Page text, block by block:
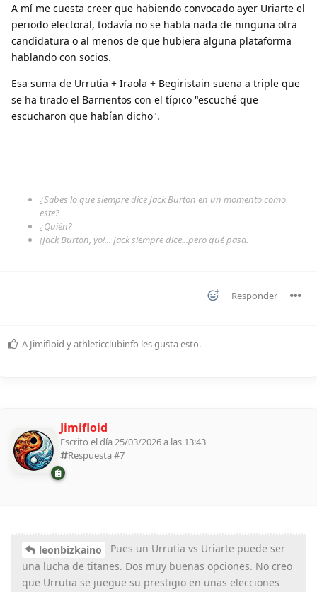
A mí me cuesta creer que habiendo convocado ayer Uriarte el
periodo electoral, todavía no se habla nada de ninguna otra
candidatura o al menos de que hubiera alguna plataforma
hablando con socios.
Esa suma de Urrutia + Iraola + Begiristain suena a triple que
se ha tirado el Barrientos con el típico "escuché que
escucharon que habían dicho".
¿Sabes lo que siempre dice Jack Burton en un momento como
este?
¿Quién?
¡Jack Burton, yo!... Jack siempre dice...pero qué pasa.
Responder
A Jimifloid yathleticclubinfo les gusta esto.
Jimifloid
Escrito el día 25/03/2026 a las 13:43
Respuesta #7
leonbizkaino
Pues un Urrutia vs Uriarte puede ser
una lucha de titanes. Dos muy buenas opciones. No creo
que Urrutia se juegue su prestigio en unas elecciones